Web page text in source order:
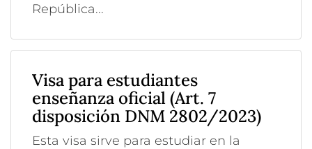
República...
Visa para estudiantes
enseñanza oficial (Art. 7
disposición DNM 2802/2023)
Esta visa sirve para estudiar en la